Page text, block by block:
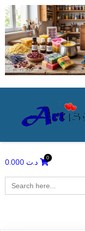
د.ت
Search
for: